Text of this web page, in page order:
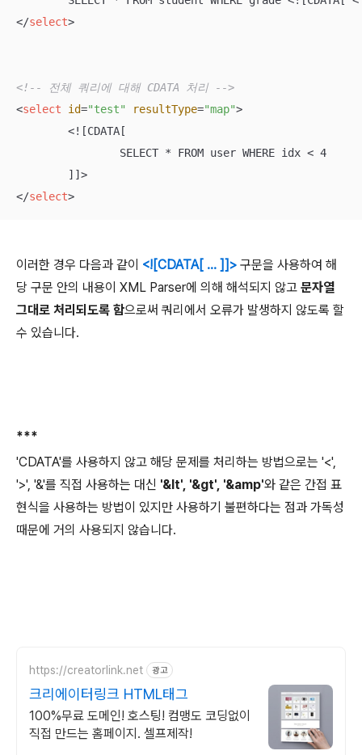
</select>
<!-- 전체 쿼리에 대해 CDATA 처리 -->
<select id="test" resultType="map">
</select>
이러한 경우 다음과 같이 <![CDATA[ ... ]]> 구문을 사용하여 해
당 구문 안의 내용이 XML Parser에 의해 해석되지 않고 문자열
그대로 처리되도록 함으로써 쿼리에서 오류가 발생하지 않도록 할
수 있습니다.
***
'CDATA'를 사용하지 않고 해당 문제를 처리하는 방법으로는 '<',
'>', '&'를 직접 사용하는 대신 '&lt', '&gt', '&amp'와 같은 간접 표
현식을 사용하는 방법이 있지만 사용하기 불편하다는 점과 가독성
때문에 거의 사용되지 않습니다.
https://creatorlink.net 광고
크리에이터링크 HTML태그
100%무료 도메인! 호스팅! 컴맹도 코딩없이
직접 만드는 홈페이지. 셀프제작!